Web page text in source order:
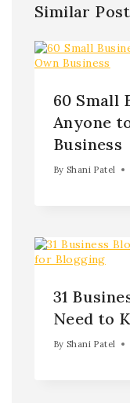
Similar
60 Small
Anyone
Business
By Shani Patel
31
Need to
By Shani Patel